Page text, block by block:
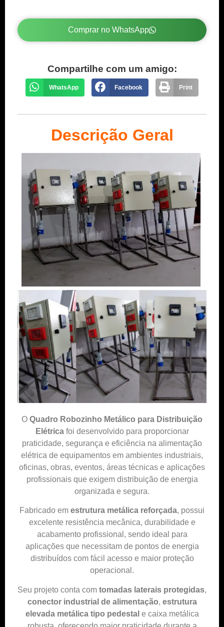
Comprar no WhatsApp
Compartilhe com um amigo:
WhatsApp Facebook Print
Descrição Geral
O Quadro Robozinho Metálico para Distribuição
Elétricafoi desenvolvido para proporcionar
praticidade, segurança e eficiência na alimentação
elétrica de equipamentos em ambientes industriais,
oficinas, obras, eventos, áreas técnicas e aplicações
profissionais que exigem distribuição de energia
organizada e segura.
Fabricado em estrutura metálica reforçada, possui
excelente resistência mecânica, durabilidade e
acabamento profissional, sendo ideal para
aplicações que necessitam de pontos de energia
distribuídos com fácil acesso e maior proteção
operacional.
Seu projeto conta com tomadas laterais protegidas,
conector industrial de alimentação, estrutura
elevada metálica tipo pedestal e caixa metálica